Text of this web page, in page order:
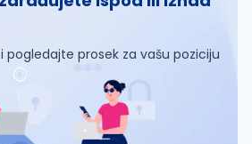
pogledajte prosek za vašu poziciju